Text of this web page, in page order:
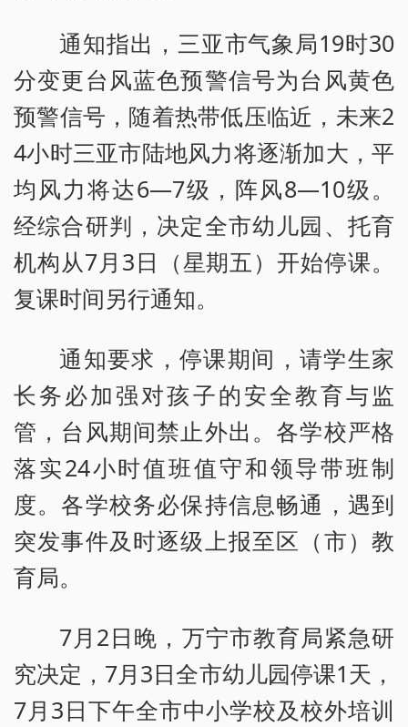
通知指出，三亚市气象局19时30
分变更台风蓝色预警信号为台风黄色
预警信号，随着热带低压临近，未来2
4小时三亚市陆地风力将逐渐加大，平
均风力将达6—7级，阵风8—10级。
经综合研判，决定全市幼儿园、托育
机构从7月3日（星期五）开始停课。
复课时间另行通知。
通知要求，停课期间，请学生家
长务必加强对孩子的安全教育与监
管，台风期间禁止外出。各学校严格
落实24小时值班值守和领导带班制
度。各学校务必保持信息畅通，遇到
突发事件及时逐级上报至区（市）教
育局。
7月2日晚，万宁市教育局紧急研
究决定，7月3日全市幼儿园停课1天，
7月3日下午全市中小学校及校外培训